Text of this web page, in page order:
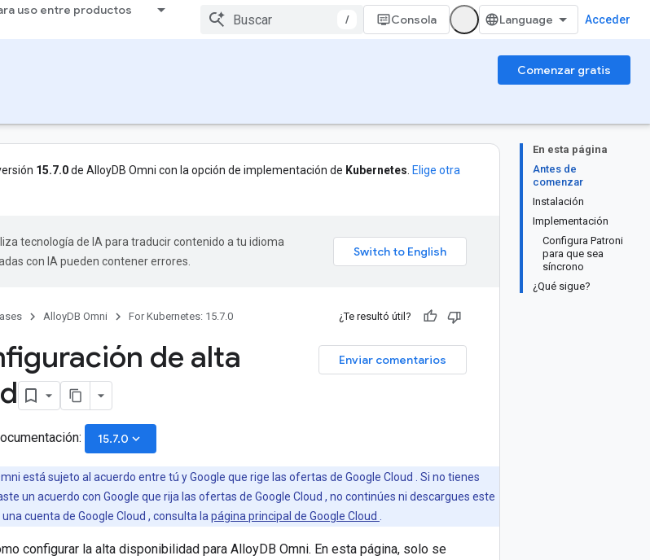
uso entre productos
/ Consola Acceder
Comenzar gratis
En esta página
Antes de
comenzar
Instalación
Implementación
Configura Patroni
para que sea
síncrono
¿Qué sigue?
15.7.0de AlloyDB Omni con la opción de implementación de Kubernetes Elige otra
tecnología de IA para traducir contenido a tu idioma
con IA pueden contener errores.
AlloyDB Omni For Kubernetes: 15.7.0 ¿Te resultó útil?
Enviar comentarios
de alta
15.7.0 keyboard_arrow_down
está sujeto al acuerdo entre tú y Google que rige las ofertas de Google Cloud . Si no tienes
un acuerdo con Google que rija las ofertas de Google Cloud , no continúes ni descargues este
cuenta de Google Cloud , consulta la página principal de Google Cloud
configurar la alta disponibilidad para AlloyDB Omni. En esta página, solo se